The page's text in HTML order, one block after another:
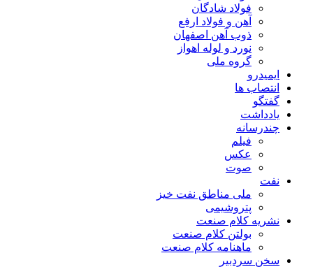
فولاد شادگان
آهن و فولاد ارفع
ذوب آهن اصفهان
نورد و لوله اهواز
گروه ملی
ایمیدرو
انتصاب ها
گفتگو
یادداشت
چندرسانه
فیلم
عکس
صوت
نفت
ملی مناطق نفت خیز
پتروشیمی
نشریه کلام صنعت
بولتن کلام صنعت
ماهنامه کلام صنعت
سخن سردبیر